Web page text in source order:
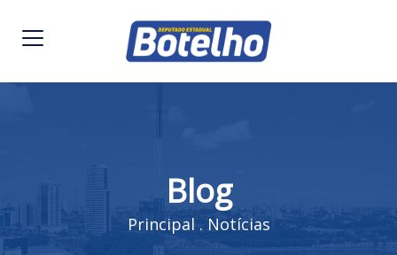
Blog
Principal. Notícias